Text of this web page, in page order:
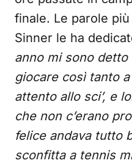
finale. Le parole
Sinner le ha
anno mi sono detto
giocare così tanto
attento allo sci’, e
che non c’erano
felice andava tutto
sconfitta a tennis